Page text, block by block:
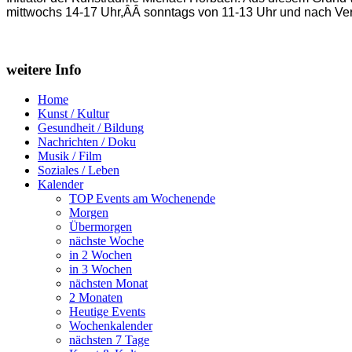
mittwochs 14-17 Uhr,ÂÂ sonntags von 11-13 Uhr und nach
weitere Info
Home
Kunst / Kultur
Gesundheit / Bildung
Nachrichten / Doku
Musik / Film
Soziales / Leben
Kalender
TOP Events am Wochenende
Morgen
Übermorgen
nächste Woche
in 2 Wochen
in 3 Wochen
nächsten Monat
2 Monaten
Heutige Events
Wochenkalender
nächsten 7 Tage